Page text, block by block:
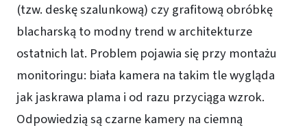
(tzw. deskę szalunkową) czy grafitową obróbkę
blacharską to modny trend w architekturze
ostatnich lat. Problem pojawia się przy montażu
monitoringu: biała kamera na takim tle wygląda
jak jaskrawa plama i od razu przyciąga wzrok.
Odpowiedzią są czarne kamery na ciemną